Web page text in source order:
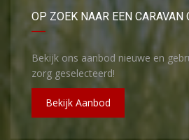
OP ZOEK NAAR EEN CARAVAN
Bekijk ons aanbod nieuwe en
zorg geselecteerd!
Bekijk Aanbod